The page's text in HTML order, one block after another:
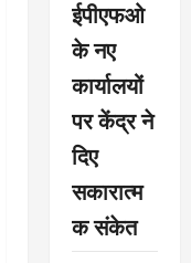
ईपीएफओ
के नए
कार्यालयों
पर केंद्र ने
दिए
सकारात्म
क संकेत